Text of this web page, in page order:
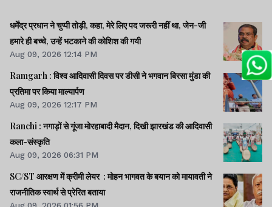
धर्मेंद्र प्रधान ने चुप्पी तोड़ी, कहा, मेरे लिए पद जरूरी नहीं था, जेन-जी
हमारे ही बच्चे, उन्हें भटकाने की कोशिश की गयी
Aug 09, 2026 12:14 PM
Ramgarh : विश्व आदिवासी दिवस पर डीसी ने भगवान बिरसा मुंडा की
प्रतिमा पर किया माल्यार्पण
Aug 09, 2026 12:17 PM
Ranchi : नगाड़ों से गूंजा मोरहाबादी मैदान, दिखी झारखंड की आदिवासी
कला-संस्कृति
Aug 09, 2026 06:31 PM
SC/ST आरक्षण में क्रीमी लेयर : मोहन भागवत के बयान को मायावती ने
राजनीतिक स्वार्थ से प्रेरित बताया